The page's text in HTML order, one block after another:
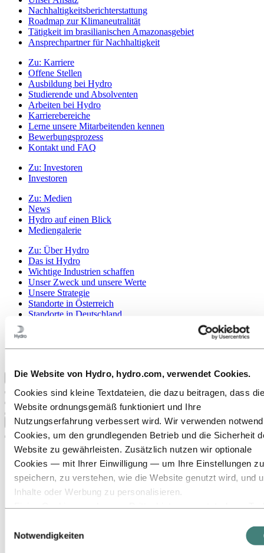
Die Website von Hydro, hydro.com, verwendet Cookies.
Cookies sind kleine Textdateien, die dazu beitragen, dass die
Website ordnungsgemäß funktioniert und Ihre
Nutzungserfahrung verbessert wird. Wir verwenden
Cookies, um den grundlegenden Betrieb und die Sicherheit
Website zu gewährleisten. Zusätzlich nutzen wir optionale
Cookies — mit Ihrer Einwilligung — um Ihre Einstellungen zu
speichern, zu verstehen, wie die Website genutzt wird, und
Inhalte oder Werbung zu personalisieren.
Diese Drittanbieter können die Informationen, die sie über
Notwendigkeiten
Nachhaltigkeitsberichterstattung
Roadmap zur Klimaneutralität
Tätigkeit im brasilianischen Amazonasgebiet
Ansprechpartner für Nachhaltigkeit
Zu: Karriere
Offene Stellen
Ausbildung bei Hydro
Studierende und Absolventen
Arbeiten bei Hydro
Karrierebereiche
Lerne unsere Mitarbeitenden kennen
Bewerbungsprozess
Kontakt und FAQ
Zu: Investoren
Investoren
Zu: Medien
News
Hydro auf einen Blick
Mediengalerie
Zu: Über Hydro
Das ist Hydro
Wichtige Industrien schaffen
Unser Zweck und unsere Werte
Unsere Strategie
Standorte in Österreich
Standorte in Deutschland
Beschaffung
Zurück zum Hauptmenü
Schließen